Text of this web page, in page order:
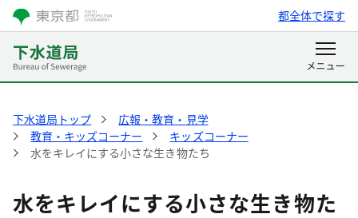
都全体で探す
下水道局トップ
広報・教育・見学
教育・キッズコーナー
キッズコーナー
水をキレイにする小さな生き物たち
水をキレイにする小さな生き物た